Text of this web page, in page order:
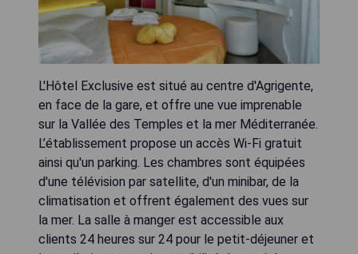
L'Hôtel Exclusive est situé au centre d'Agrigente,
en face de la gare, et offre une vue imprenable
sur la Vallée des Temples et la mer Méditerranée.
L’établissement propose un accès Wi-Fi gratuit
ainsi qu'un parking. Les chambres sont équipées
d'une télévision par satellite, d'un minibar, de la
climatisation et offrent également des vues sur
la mer. La salle à manger est accessible aux
clients 24 heures sur 24 pour le petit-déjeuner et